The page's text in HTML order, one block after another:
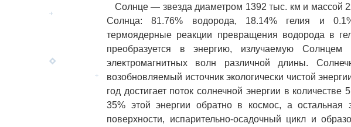
Солнце — звезда диаметром 1392 тыс. км и массой
Солнца: 81.76% водорода, 18.14% гелия и
термоядерные реакции превращения водорода в
преобразуется в энергию, излучаемую
электромагнитных волн различной длины.
возобновляемый источник экологически чистой
год достигает поток солнечной энергии в
35% этой энергии обратно в космос, а остальная
поверхности, испарительно-осадочный цикл и